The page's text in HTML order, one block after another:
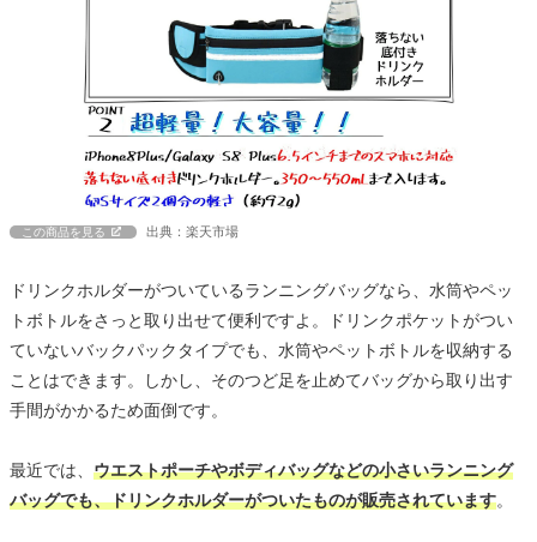
この商品を見る 出典：楽天市場
ドリンクホルダーがついているランニングバッグなら、水筒やペッ
トボトルをさっと取り出せて便利ですよ。ドリンクポケットがつい
ていないバックパックタイプでも、水筒やペットボトルを収納する
ことはできます。しかし、そのつど足を止めてバッグから取り出す
手間がかかるため面倒です。
最近では、 ウエストポーチやボディバッグなどの小さいランニング
バッグでも、ドリンクホルダーがついたものが販売されています。